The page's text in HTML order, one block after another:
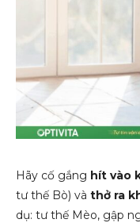
Hãy cố gắng hít vào
tư thế Bò) và thở ra
dụ: tư thế Mèo, gập